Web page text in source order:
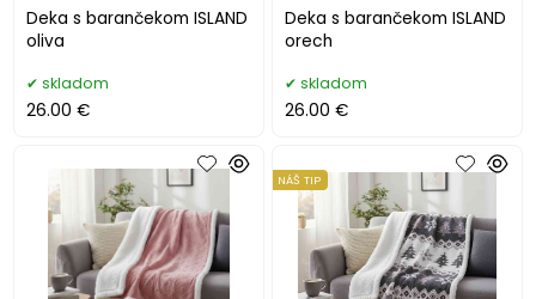
Deka s barančekom ISLAND
oliva
skladom
26.00 €
Deka s barančekom ISLAND
orech
skladom
26.00 €
NÁŠ TIP